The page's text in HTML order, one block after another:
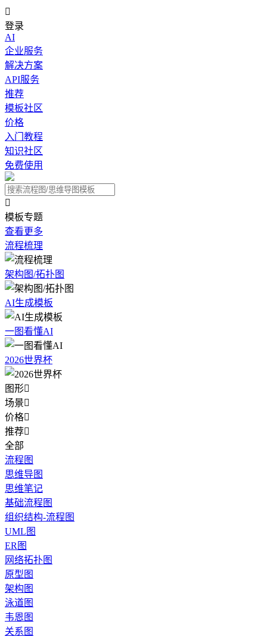

登录
AI
企业服务
解决方案
API服务
推荐
模板社区
价格
入门教程
知识社区
免费使用

模板专题
查看更多
流程梳理
架构图/拓扑图
AI生成模板
一图看懂AI
2026世界杯
图形
场景
价格
推荐
全部
流程图
思维导图
思维笔记
基础流程图
组织结构-流程图
UML图
ER图
网络拓扑图
原型图
架构图
泳道图
韦恩图
关系图